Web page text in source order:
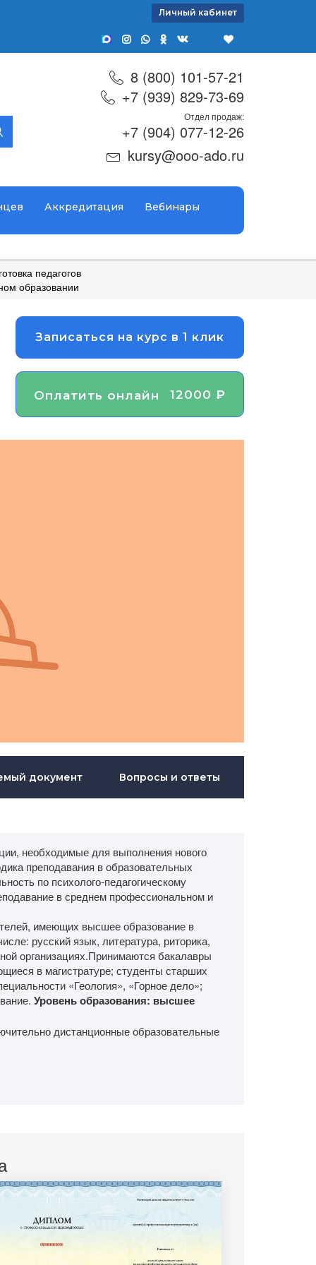
Личный кабинет
8 (800) 101-57-21
+7 (939) 829-73-69
Отдел продаж:
+7 (904) 077-12-26
kursy@ooo-ado.ru
Аккредитация Вебинары
педагогов
образовании
Записаться на курс в 1 клик
Оплатить онлайн 12000 ₽
документ Вопросы и ответы
необходимые для выполнения нового
преподавания в образовательных
по психолого-педагогическому
в среднем профессиональном и
имеющих высшее образование в
русский язык, литература, риторика,
организациях.Принимаются бакалавры
в магистратуре; студенты старших
«Геология», «Горное дело»;
Уровень образования: высшее
дистанционные образовательные